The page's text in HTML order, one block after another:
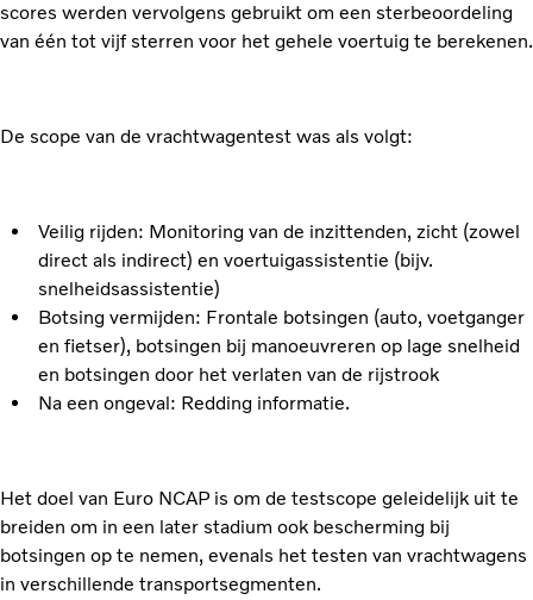
scores werden vervolgens gebruikt om een sterbeoordeling
van één tot vijf sterren voor het gehele voertuig te berekenen.
De scope van de vrachtwagentest was als volgt:
Veilig rijden: Monitoring van de inzittenden, zicht (zowel
direct als indirect) en voertuigassistentie (bijv.
snelheidsassistentie)
Botsing vermijden: Frontale botsingen (auto, voetganger
en fietser), botsingen bij manoeuvreren op lage snelheid
en botsingen door het verlaten van de rijstrook
Na een ongeval: Redding informatie.
Het doel van Euro NCAP is om de testscope geleidelijk uit te
breiden om in een later stadium ook bescherming bij
botsingen op te nemen, evenals het testen van vrachtwagens
in verschillende transportsegmenten.